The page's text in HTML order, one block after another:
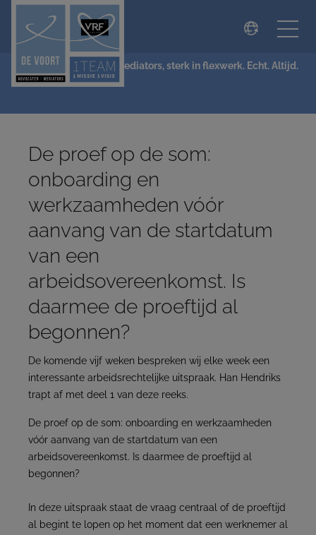
De Voort Advocaten | Mediators, sterk in flexwerk. Echt. Altijd.
De proef op de som:
onboarding en
werkzaamheden vóór
aanvang van de startdatum
van een
arbeidsovereenkomst. Is
daarmee de proeftijd al
begonnen?
De komende vijf weken bespreken wij elke week een
interessante arbeidsrechtelijke uitspraak. Han Hendriks
trapt af met deel 1 van deze reeks.
De proef op de som: onboarding en werkzaamheden
vóór aanvang van de startdatum van een
arbeidsovereenkomst. Is daarmee de proeftijd al
begonnen?
In deze uitspraak staat de vraag centraal of de proeftijd
al begint te lopen op het moment dat een werknemer al